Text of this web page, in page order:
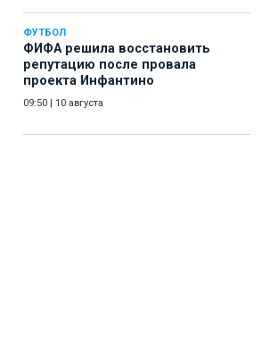
ФУТБОЛ
ФИФА решила восстановить
репутацию после провала
проекта Инфантино
09:50 10 августа